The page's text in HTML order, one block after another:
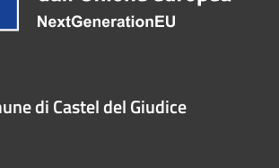
di Castel del Giudice